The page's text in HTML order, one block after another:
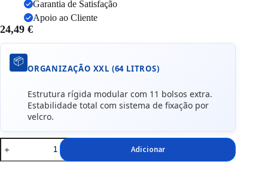
Garantia de Satisfação
Apoio ao Cliente
24,49 €
📦
ORGANIZAÇÃO XXL (64 LITROS)
Estrutura rígida modular com 11 bolsos extra.
Estabilidade total com sistema de fixação por
velcro.
Quantidade
de
Organizador
Adicionar